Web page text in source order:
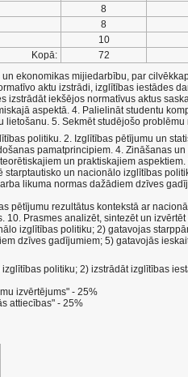
8
8
10
Kopā:
72
ekonomikas mijiedarbību, par
aktu izstrādi, izglītības iestādes
iekšējos normatīvus aktus
aspektā. 4. Palielināt studentu
5. Sekmēt studējošo
politiku. 2. Izglītības pētījumu un
pamatprincipiem. 4. Zināšanas
un praktiskajiem
un nacionālo izglītības
likuma normas dažādiem dzīves
pētījumu rezultātus kontekstā ar
Prasmes analizēt, sintezēt un
izglītības politiku; 2) gatavojas
dzīves gadījumiem; 5) gatavojās
politiku; 2) izstrādāt izglītības
izvērtējums" - 25%
attiecības" - 25%